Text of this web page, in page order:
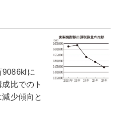
に
比でのト
少傾向と